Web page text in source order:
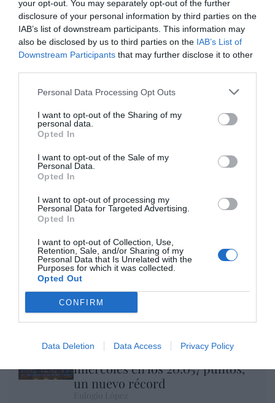
your opt-out. You may separately opt-out of the further
disclosure of your personal information by third parties on the
IAB’s list of downstream participants. This information may
also be disclosed by us to third parties on the IAB’s List of
Downstream Participants that may further disclose it to other
Personal Data Processing Opt Outs
I want to opt-out of the Sharing of my
personal data.
Opted In
I want to opt-out of the Sale of my
Personal Data.
Opted In
I want to opt-out of processing my
Personal Data for Targeted Advertising.
Opted In
I want to opt-out of Collection, Use,
Retention, Sale, and/or Sharing of my
Personal Data that Is Unrelated with the
Purposes for which it was collected.
Opted Out
CONFIRM
Data Deletion Data Access Privacy Policy
Opinión
Enormes minucias
por Eulogio López
Nokia, Ericsson... Huawei: lo que importan
son las patentes
Eulogio López
Isabel Pantoja pierde dos pleitos
con Hacienda por 700.000
euros... suma y sigue
Eulogio López
El IBEX 35 cerró la sesión del
miércoles en los 20.057 puntos,
un nuevo récord